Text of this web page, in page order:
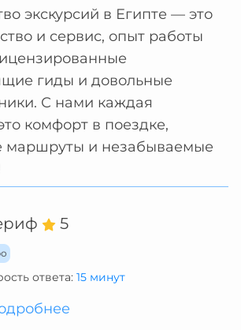
экскурсий в Египте — это
и сервис, опыт работы
гиды и довольные
С нами каждая
комфорт в поездке,
маршруты и незабываемые
5
ответа: 15 минут